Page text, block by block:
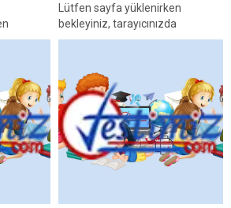
Eğer
Lütfen sayfa yüklenirken
bekleyiniz, tarayıcınızda
javascript desteğinin etkin
sayfa yüklenmediyse buraya...